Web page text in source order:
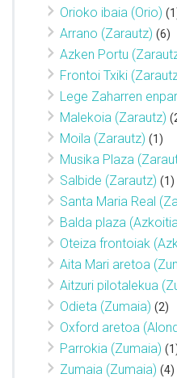
Orioko ibaia (Orio)
Arrano (Zarautz) (6)
Azken Portu
Frontoi Txiki
Lege Zaharren
Malekoia (Zarautz)
Moila (Zarautz) (1)
Musika Plaza
Salbide (Zarautz) (1)
Santa Maria Real
Balda plaza
Oteiza frontoiak
Aita Mari aretoa
Aitzuri pilotalekua
Odieta (Zumaia) (2)
Oxford aretoa
Parrokia (Zumaia)
Zumaia (Zumaia) (4)